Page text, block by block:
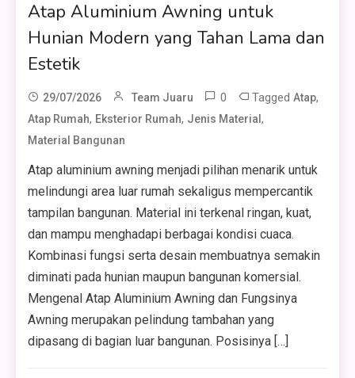
Atap Aluminium Awning untuk
Hunian Modern yang Tahan Lama dan
Estetik
29/07/2026 Team Juaru 0 TaggedAtap,
Atap Rumah, Eksterior Rumah, Jenis Material,
Material Bangunan
Atap aluminium awning menjadi pilihan menarik untuk
melindungi area luar rumah sekaligus mempercantik
tampilan bangunan. Material ini terkenal ringan, kuat,
dan mampu menghadapi berbagai kondisi cuaca.
Kombinasi fungsi serta desain membuatnya semakin
diminati pada hunian maupun bangunan komersial.
Mengenal Atap Aluminium Awning dan Fungsinya
Awning merupakan pelindung tambahan yang
dipasang di bagian luar bangunan. Posisinya […]